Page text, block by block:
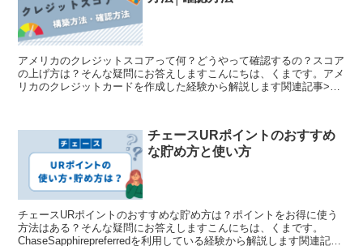
アメリカのクレジットスコアって何？どうやって確認するの？スコア
の上げ方は？そんな疑問にお答えしますこんにちは、くまです。アメ
リカのクレジットカードを作成した経験から解説します関連記事>>
チェースURポイントのおすすめ
な貯め方と使い方
チェースURポイントのおすすめな貯め方は？ポイントをお得に使う
方法はある？そんな疑問にお答えしますこんにちは、くまです。
ChaseSapphirepreferredを利用している経験から解説します関連記事